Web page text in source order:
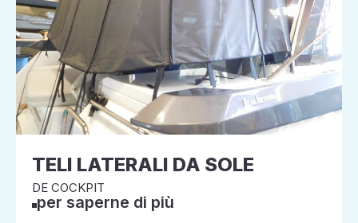
TELI LATERALI DA SOLE
DE COCKPIT
per saperne di più